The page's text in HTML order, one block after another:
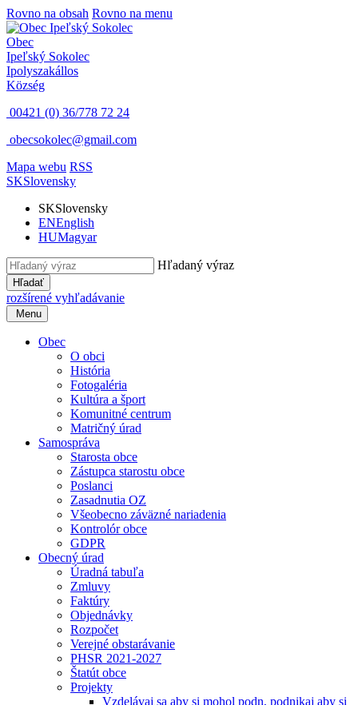
Rovno na obsah Rovno na menu
Obec
Ipeľský Sokolec
Ipolyszakállos
Község
00421 (0) 36/778 72 24
obecsokolec@gmail.com
Mapa webu RSS
SKSlovensky
SKSlovensky
ENEnglish
HUMagyar
Hľadaný výraz
Hľadať
rozšírené vyhľadávanie
Menu
Obec
O obci
História
Fotogaléria
Kultúra a šport
Komunitné centrum
Matričný úrad
Samospráva
Starosta obce
Zástupca starostu obce
Poslanci
Zasadnutia OZ
Všeobecno záväzné nariadenia
Kontrolór obce
GDPR
Obecný úrad
Úradná tabuľa
Zmluvy
Faktúry
Objednávky
Rozpočet
Verejné obstarávanie
PHSR 2021-2027
Štatút obce
Projekty
Vzdelávaj sa aby si mohol podn, podnikaj aby si